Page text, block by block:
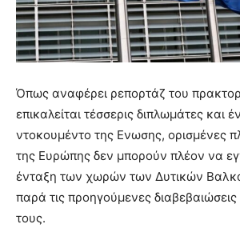
Όπως αναφέρει ρεπορτάζ του
επικαλείται τέσσερις διπλωμάτες και
ντοκουμέντο της Ενωσης, ορισμένες
της Ευρώπης δεν μπορούν πλέον να
ένταξη των χωρών των Δυτικών
παρά τις προηγούμενες διαβεβαιώσεις
τους.